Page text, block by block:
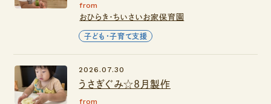
from
おひらき・ちいさいお家保育園
子ども・子育て支援
うさぎぐみ☆8月製作
2026.07.30
from